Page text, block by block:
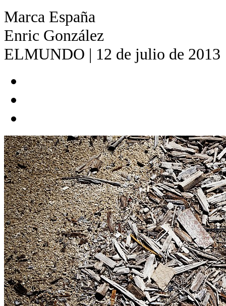
Marca España
Enric González
ELMUNDO | 12 de julio de 2013